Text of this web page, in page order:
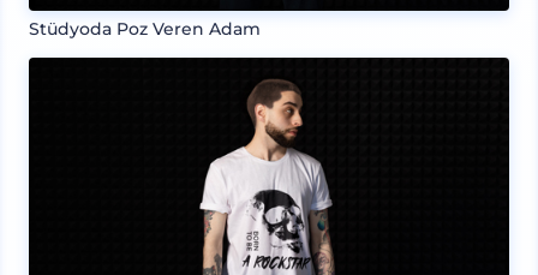
Stüdyoda Poz Veren Adam